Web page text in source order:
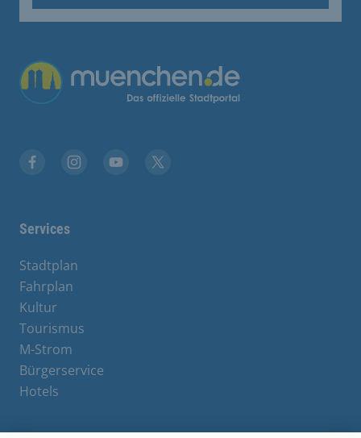
Übergreifende Links
Services
Stadtplan
Fahrplan
Kultur
Tourismus
M-Strom
Bürgerservice
Hotels